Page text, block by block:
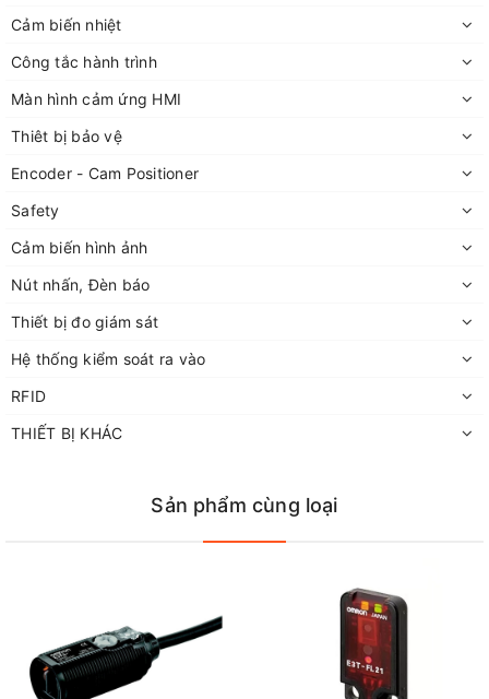
Cảm biến nhiệt
Công tắc hành trình
Màn hình cảm ứng HMI
Thiêt bị bảo vệ
Encoder - Cam Positioner
Safety
Cảm biến hình ảnh
Nút nhấn, Đèn báo
Thiết bị đo giám sát
Hệ thống kiểm soát ra vào
RFID
THIẾT BỊ KHÁC
Sản phẩm cùng loại